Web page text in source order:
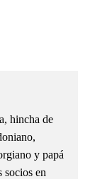
hincha de
y papá
socios en